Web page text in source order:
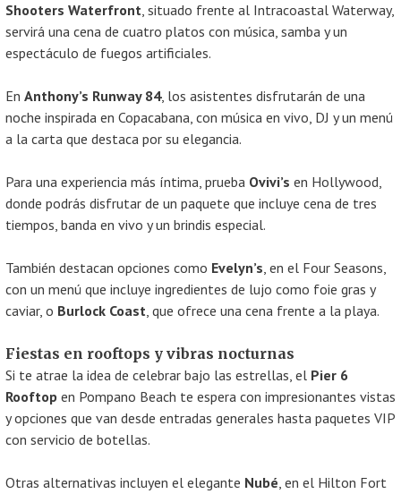
Shooters Waterfront, situado frente al Intracoastal Waterway,
servirá una cena de cuatro platos con música, samba y un
espectáculo de fuegos artificiales.
En Anthony’s Runway 84, los asistentes disfrutarán de una
noche inspirada en Copacabana, con música en vivo, DJ y un menú
a la carta que destaca por su elegancia.
Para una experiencia más íntima, prueba Ovivi’s en Hollywood,
donde podrás disfrutar de un paquete que incluye cena de tres
tiempos, banda en vivo y un brindis especial.
También destacan opciones como Evelyn’s, en el Four Seasons,
con un menú que incluye ingredientes de lujo como foie gras y
caviar, o Burlock Coast, que ofrece una cena frente a la playa.
Fiestas en rooftops y vibras nocturnas
Si te atrae la idea de celebrar bajo las estrellas, el Pier 6
Rooftop en Pompano Beach te espera con impresionantes vistas
y opciones que van desde entradas generales hasta paquetes VIP
con servicio de botellas.
Otras alternativas incluyen el elegante Nubé, en el Hilton Fort